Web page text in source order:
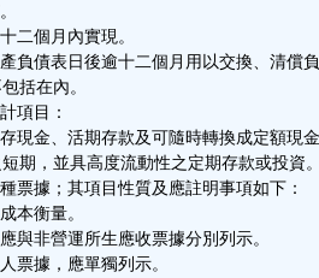
二個月內實現。
負債表日後逾十二個月用以交換、清償負
括在內。
項目：
現金、活期存款及可隨時轉換成定額現金
期，並具高度流動性之定期存款或投資
票據；其項目性質及應註明事項如下：
本衡量。
與非營運所生應收票據分別列示。
票據，應單獨列示。